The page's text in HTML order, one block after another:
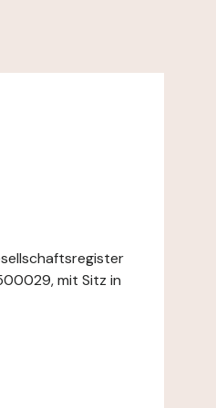
mit Sitz in